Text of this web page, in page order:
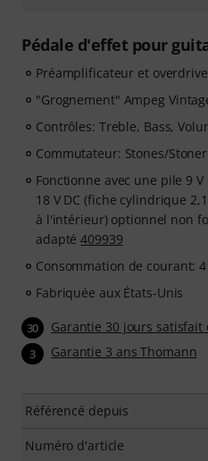
Pédale d'effet pour
Préamplificateur et overdrive
"Grognement" Ampeg
Contrôles: Treble, Bass,
Commutateur: Stones/Stoner
Fonctionne avec une pile 9
18 V DC (fiche cylindrique
à l'intérieur) optionnel non
adapté409939
Consommation de courant:
Fabriquée aux États-Unis
30 Garantie 30 jours satisfait
3 Garantie 3 ans Thomann
Référencé depuis
Numéro d'article